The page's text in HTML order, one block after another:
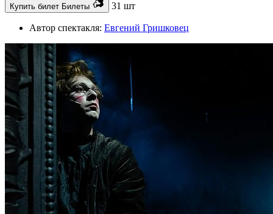
Купить билет Билеты 31 шт
Автор спектакля: Евгений Гришковец